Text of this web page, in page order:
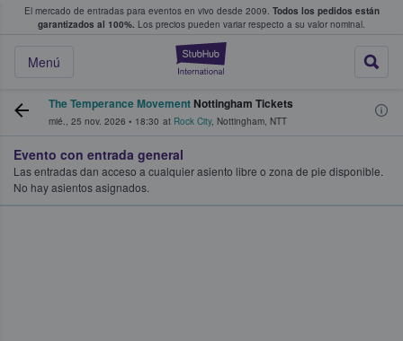
El mercado de entradas para eventos en vivo desde 2009. Todos los pedidos están
garantizados al 100%. Los precios pueden variar respecto a su valor nominal.
StubHub:
Menú
y venta de entradas entre fans
The Temperance Movement Nottingham Tickets
mié., 25 nov. 2026 • 18:30 at Rock City, Nottingham, NTT
Evento con entrada general
Las entradas dan acceso a cualquier asiento libre o zona de pie disponible.
No hay asientos asignados.